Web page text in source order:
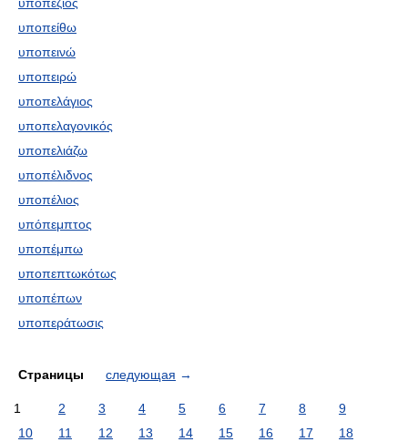
υποπείθω
υποπεινώ
υποπειρώ
υποπελάγιος
υποπελαγονικός
υποπελιάζω
υποπέλιδνος
υποπέλιος
υπόπεμπτος
υποπέμπω
υποπεπτωκότως
υποπέπων
υποπεράτωσις
Страницы следующая →
1 2 3 4 5 6 7 8
9
10
11 12 13 14 15 16 17
18